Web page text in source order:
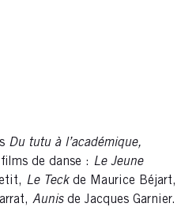
Du tutu à l’académique,
de danse : Le Jeune
Le Teckde Maurice Béjart,
Aunisde Jacques Garnier.